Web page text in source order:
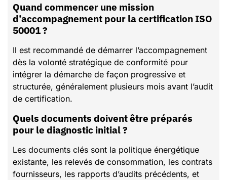
Quand commencer une mission
d’accompagnement pour la certification ISO
50001 ?
Il est recommandé de démarrer l’accompagnement
dès la volonté stratégique de conformité pour
intégrer la démarche de façon progressive et
structurée, généralement plusieurs mois avant l’audit
de certification.
Quels documents doivent être préparés
pour le diagnostic initial ?
Les documents clés sont la politique énergétique
existante, les relevés de consommation, les contrats
fournisseurs, les rapports d’audits précédents, et